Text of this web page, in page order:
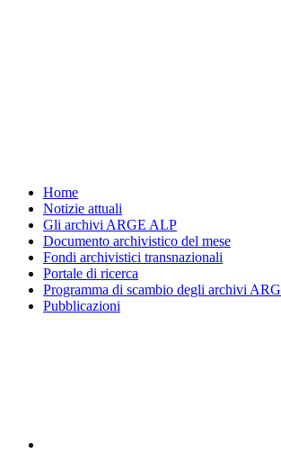
Home
Notizie attuali
Gli archivi ARGE ALP
Documento archivistico del mese
Fondi archivistici transnazionali
Portale di ricerca
Programma di scambio degli archivi
Pubblicazioni